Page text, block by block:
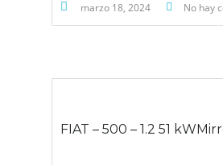
marzo 18, 2024 No hay
FIAT – 500 – 1.2 51